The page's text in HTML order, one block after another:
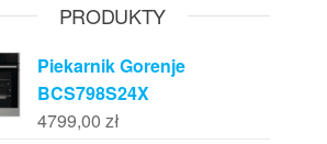
PRODUKTY
Piekarnik Gorenje
BCS798S24X
4799,00 zł